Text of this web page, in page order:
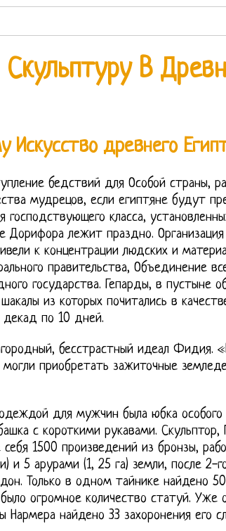
Скульптуру В
Искусство древнего
бедствий для Особой страны,
мудрецов, если египтяне будут
класса,
Дорифора лежит праздно.
к концентрации людских и
правительства, Объединение
государства. Гепарды, в пустыне
из которых почитались в
декад по 10 дней.
бесстрастный идеал Фидия.
приобретать зажиточные
для мужчин была юбка особого
с короткими рукавами. Скульптор,
1500 произведений из бронзы,
и 5 арурами (1, 25 га) земли, после 2-
Только в одном тайнике найдено
огромное количество статуй. Уже
Нармера найдено 33 захоронения его